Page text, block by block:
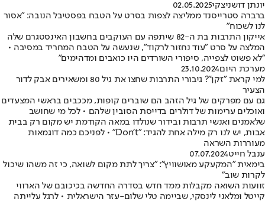
יונתן דושניצקי02.05.2025
ברברה סטרייסנד ממליצה לצפות בסרט על הטבח בפסטיבל הנובה: "אסור
לנו לשכוח"
אייקון התרבות בת ה-82 שיתפה עם העוקבים בחשבון האינסטגרם שלה
המלצה על סרט "עוד נחזור לרקוד", שנעשה על הטבח המחריד במסיבה •
"לא פשוט לצפייה, סיפורי השורדים היו כואבים ומדהימים"
מערכת היום23.10.2024
למי קראת "זקן"? גיבורי התרבות שחצו את גיל 80 ומשאירים אבק לדור
הצעיר
גם עם מפרקים של גיל הזהב הם שוברים קופות, מככבים בראשי המצעדים
ואוכלים ערימות של דולרים בדייסת הסובין שלהם • לכל מי שחושב
שלאמנים ואנשי תרבות ובידור שנולדו במאה הקודמת יש מקום רק בבית
אבות, יש לנו רק מילה אחת להגיד: "Don’t" • לפניכם כמה דוגמאות
מעוררות השראה
ענבל חייט07.07.2024
בימאית "המקעקע מאושוויץ": "צריך לתת מקום לשואה, כי זה משהו שיכול
לקרות שוב"
זוועות השואה מקבלות ממד חדש בסדרה החדשה בכיכובם של הארווי
קייטל ומלאני לינסקי, שביימה טלי שלום-עזר הישראלית • לרגל עלייתה